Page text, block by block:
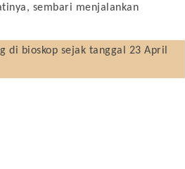
sembari menjalankan
di bioskop sejak tanggal 23 April